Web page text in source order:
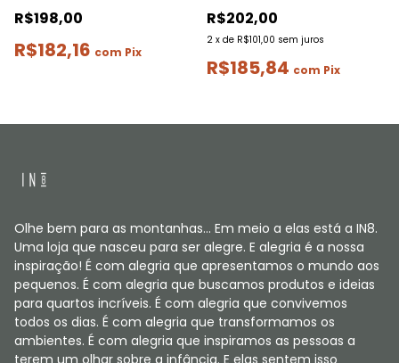
R$198,00
R$182,16 com Pix
R$202,00
2 x de R$101,00 sem juros
R$185,84 com Pix
Olhe bem para as montanhas... Em meio a elas está a IN8.
Uma loja que nasceu para ser alegre. E alegria é a nossa
inspiração! É com alegria que apresentamos o mundo aos
pequenos. É com alegria que buscamos produtos e ideias
para quartos incríveis. É com alegria que convivemos
todos os dias. É com alegria que transformamos os
ambientes. É com alegria que inspiramos as pessoas a
terem um olhar sobre a infância. E elas sentem isso